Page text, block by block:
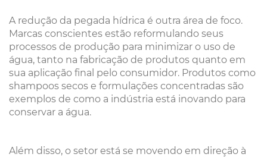
A redução da pegada hídrica é outra área de foco.
Marcas conscientes estão reformulando seus
processos de produção para minimizar o uso de
água, tanto na fabricação de produtos quanto em
sua aplicação final pelo consumidor. Produtos como
shampoos secos e formulações concentradas são
exemplos de como a indústria está inovando para
conservar a água.
Além disso, o setor está se movendo em direção à